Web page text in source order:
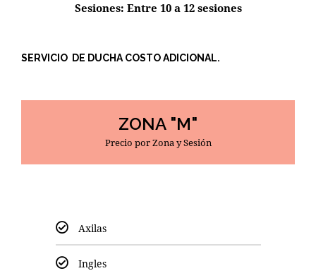
Sesiones: Entre 10 a 12 sesiones
SERVICIO DE DUCHA COSTO ADICIONAL.
ZONA "M"
Precio por Zona y Sesión
Axilas
Ingles